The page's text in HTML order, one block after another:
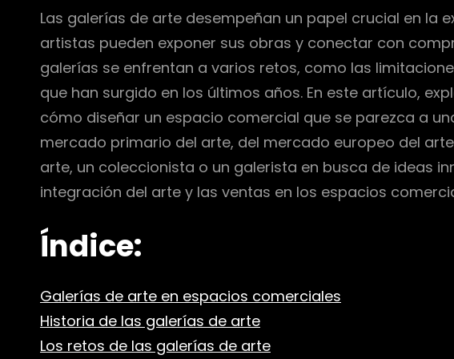
Las galerías de arte desempeñan un papel crucial en la
artistas pueden exponer sus obras y conectar con
galerías se enfrentan a varios retos, como las
que han surgido en los últimos años. En este artículo,
cómo diseñar un espacio comercial que se parezca a
mercado primario del arte, del mercado europeo del
arte, un coleccionista o un galerista en busca de ideas
integración del arte y las ventas en los espacios
Índice:
Galerías de arte en espacios comerciales
Historia de las galerías de arte
Los retos de las galerías de arte